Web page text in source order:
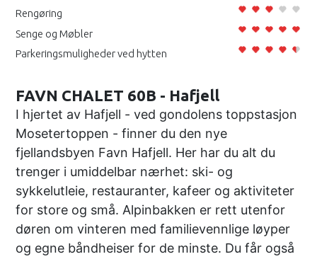
Rengøring
Senge og Møbler
Parkeringsmuligheder ved hytten
FAVN CHALET 60B - Hafjell
I hjertet av Hafjell - ved gondolens toppstasjon
Mosetertoppen - finner du den nye
fjellandsbyen Favn Hafjell. Her har du alt du
trenger i umiddelbar nærhet: ski- og
sykkelutleie, restauranter, kafeer og aktiviteter
for store og små. Alpinbakken er rett utenfor
døren om vinteren med familievennlige løyper
og egne båndheiser for de minste. Du får også